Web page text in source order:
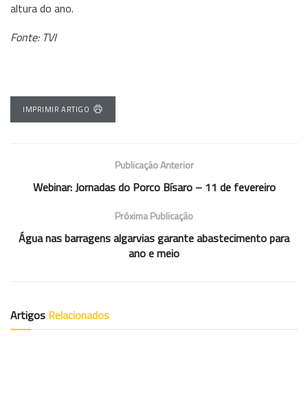
altura do ano.
Fonte: TVI
IMPRIMIR ARTIGO
Publicação Anterior
Webinar: Jornadas do Porco Bísaro – 11 de fevereiro
Próxima Publicação
Água nas barragens algarvias garante abastecimento para
ano e meio
Artigos Relacionados